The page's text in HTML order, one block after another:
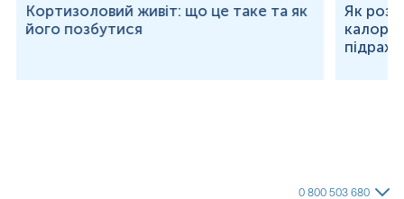
Кортизоловий живіт: що це таке та як
його позбутися
Як
0 800 503 680